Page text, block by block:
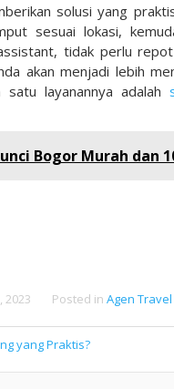
solusi yang
sesuai lokasi,
tidak perlu
akan menjadi lebih
satu layanannya adalah
Bogor Murah dan
2023 Posted in Agen Travel
yang Praktis?